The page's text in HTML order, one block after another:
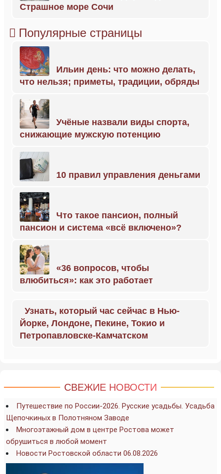
Страшное море Сочи
Популярные страницы
Ильин день: что можно делать,
что нельзя; приметы, традиции, обряды
Учёные назвали виды спорта,
снижающие мужскую потенцию
10 правил управления деньгами
Что такое пансион, полный
пансион и система «всё включено»?
«36 вопросов, чтобы
влюбиться»: как это работает
Узнать, который час сейчас в Нью-
Йорке, Лондоне, Пекине, Токио и
Петропавловске-Камчатском
СВЕЖИЕ НОВОСТИ
Путешествие по России-2026. Русские усадьбы. Усадьба
Щепочкиных в Полотняном Заводе
Многоэтажный дом в центре Ростова может
обрушиться в любой момент
Новости Ростовской области 06.08.2026